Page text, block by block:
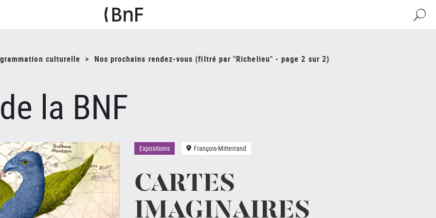
culturelle Nos prochains rendez-vous (filtré par "Richelieu" - page 2 sur 2)
la BNF
Expositions François-Mitterrand
CARTES
IMAGINAIRES